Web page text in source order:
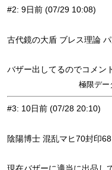
#2: 9日前 (07/29 10:08)
古代鏡の大盾 ブレス理論
バザー出してるのでコメン
極限デー
#3: 10日前 (07/28 20:10)
陰陽博士 混乱マヒ70封印